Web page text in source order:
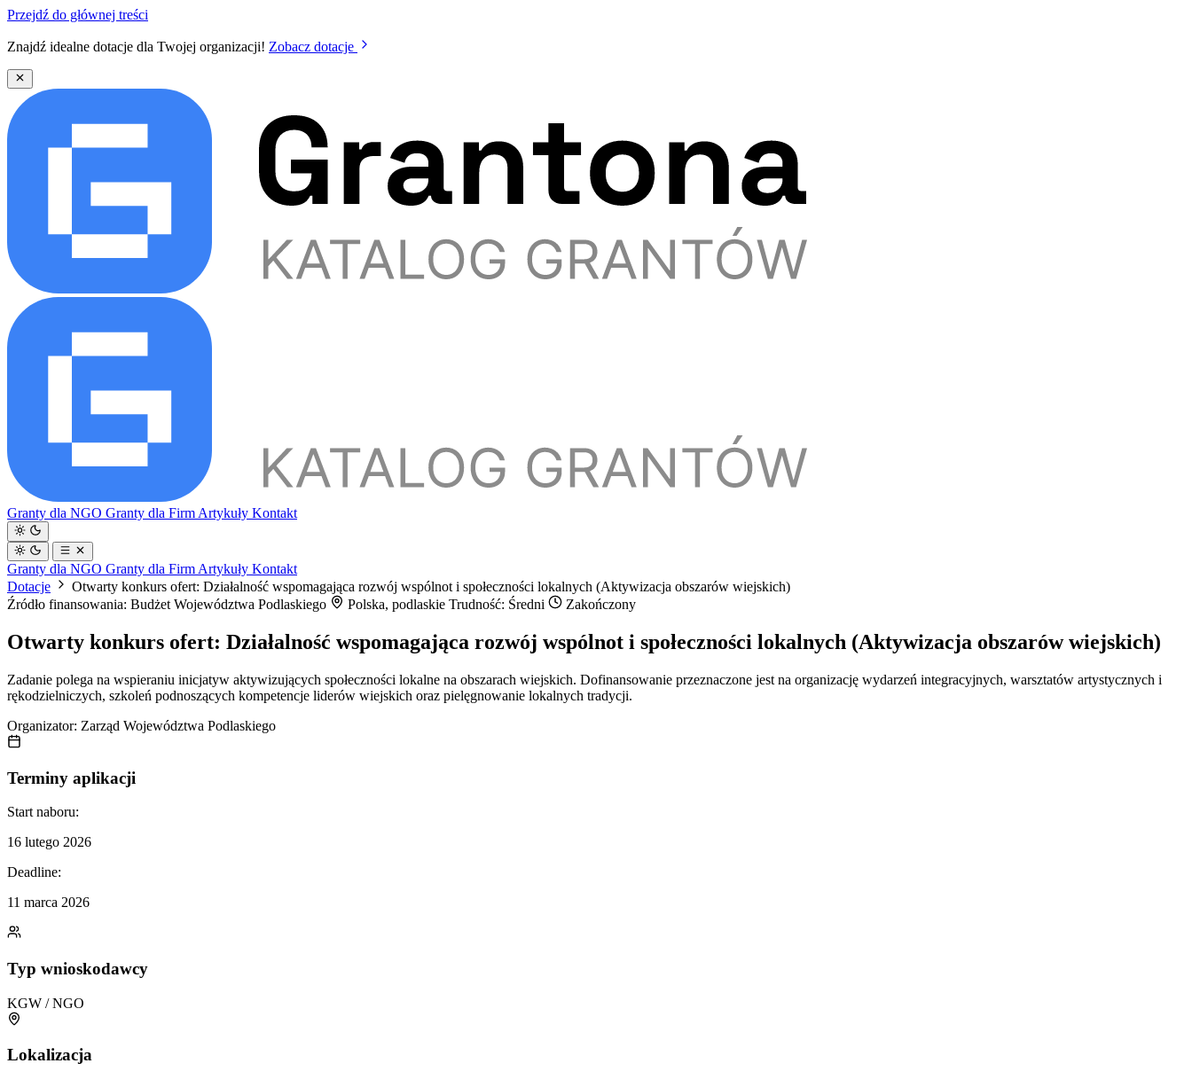
Przejdź do głównej treści
Znajdź idealne dotacje dla Twojej organizacji! Zobacz dotacje
Granty dla NGO Granty dla Firm Artykuły Kontakt
Granty dla NGO Granty dla Firm Artykuły Kontakt
Dotacje
Otwarty konkurs ofert: Działalność wspomagająca rozwój wspólnot i społeczności lokalnych (Aktywizacja obszarów wiejskich)
Źródło finansowania: Budżet Województwa Podlaskiego
Polska, podlaskie Trudność: Średni Zakończony
Otwarty konkurs ofert: Działalność wspomagająca rozwój wspólnot i społeczności lokalnych (Aktywizacja obszarów wiejskich)
Zadanie polega na wspieraniu inicjatyw aktywizujących społeczności lokalne na obszarach wiejskich. Dofinansowanie przeznaczone jest na organizację wydarzeń integracyjnych, warsztatów artystycznych i
rękodzielniczych, szkoleń podnoszących kompetencje liderów wiejskich oraz pielęgnowanie lokalnych tradycji.
Organizator: Zarząd Województwa Podlaskiego
Terminy aplikacji
Start naboru:
16 lutego 2026
Deadline:
11 marca 2026
Typ wnioskodawcy
KGW / NGO
Lokalizacja